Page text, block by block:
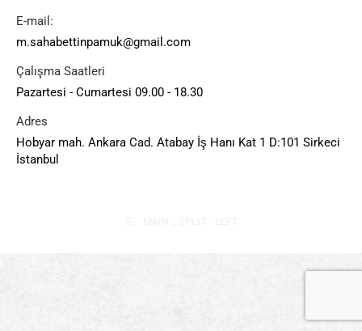
E-mail:
m.sahabettinpamuk@gmail.com
Çalışma Saatleri
Pazartesi - Cumartesi 09.00 - 18.30
Adres
Hobyar mah. Ankara Cad. Atabay İş Hanı Kat 1 D:101 Sirkeci
İstanbul